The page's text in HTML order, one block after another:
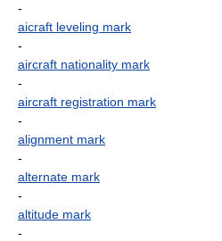
-
aicraft leveling mark
-
aircraft nationality mark
-
aircraft registration mark
-
alignment mark
-
alternate mark
-
altitude mark
-